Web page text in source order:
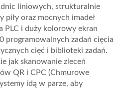
liniowych, strukturalnie
oraz mocnych imadeł
PLC i duży kolorowy ekran
programowalnych zadań cięcia
cięć i biblioteki zadań.
jak skanowanie zleceń
QR i CPC (Chmurowe
idą w parze, aby